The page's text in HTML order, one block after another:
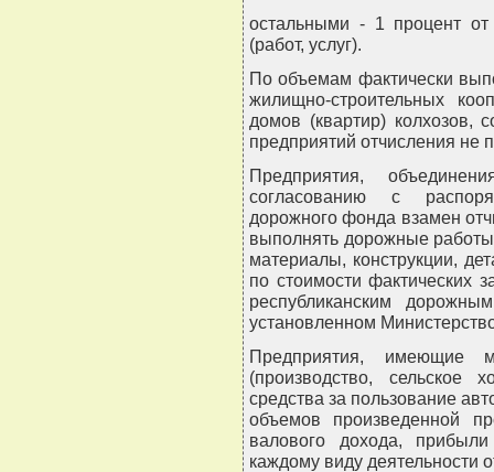
остальными - 1 процент
(работ, услуг).
По объемам фактически
жилищно-строительных
домов (квартир) колхозов,
предприятий отчисления не
Предприятия,
согласованию с
дорожного фонда взамен
выполнять дорожные
материалы, конструкции,
по стоимости фактических
республиканским
установленном
Предприятия, имеющие
(производство, сельское
средства за пользование
объемов произведенной
валового дохода,
каждому виду деятельности